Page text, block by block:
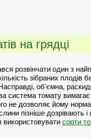
на грядці
розвінчати один з
зібраних плодів
Насправді, об'ємна,
система томату
не дозволяє йому
пізніше дозрівають і
сорти